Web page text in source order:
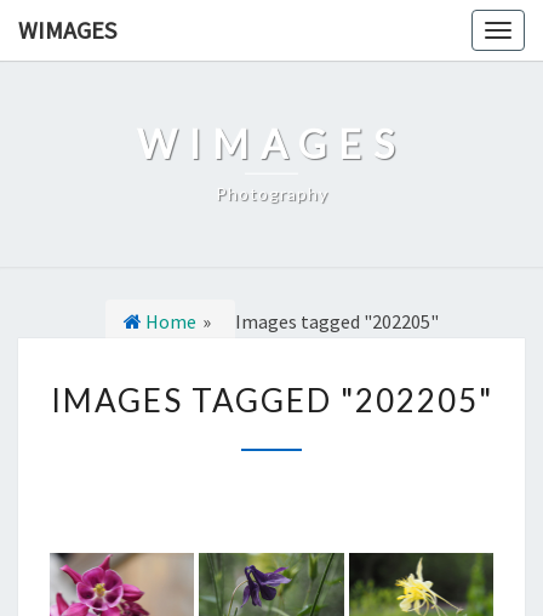
GaWIMAGES
WIMAGES
Photography
Home » Images tagged "202205"
M
T
A
IMAGES TAGGED "202205"